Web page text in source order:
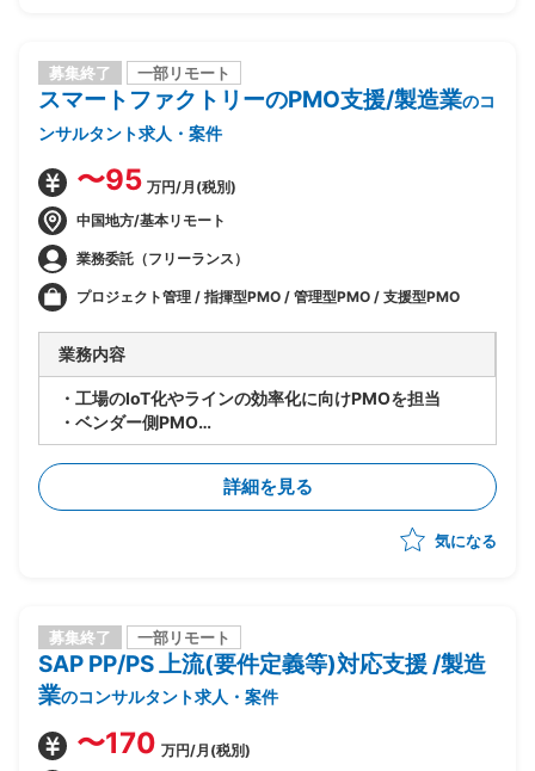
募集終了 一部リモート
スマートファクトリーのPMO支援/製造業のコ
ンサルタント求人・案件
〜95 万円/月(税別)
中国地方/基本リモート
業務委託（フリーランス）
プロジェクト管理 / 指揮型PMO / 管理型PMO / 支援型PMO
業務内容
・工場のIoT化やラインの効率化に向けPMOを担当
・ベンダー側PMO
具体的には下記業務
・課題管理
・課題管理表の更新
詳細を見る
気になる
募集終了 一部リモート
SAP PP/PS 上流(要件定義等)対応支援 /製造
業のコンサルタント求人・案件
〜170 万円/月(税別)